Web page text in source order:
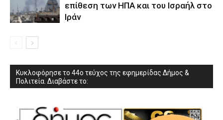
επίθεση των ΗΠΑ και του Ισραήλ στο
Ιράν
Κυκλοφόρησε το 44ο τεύχος της εφημερίδας Δήμος &
Πολιτεία. Διαβάστε το: